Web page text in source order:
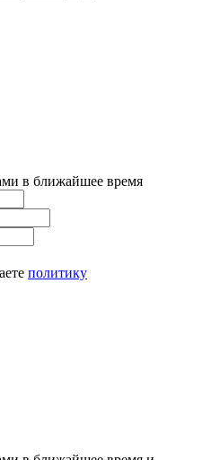
в ближайшее время
политику